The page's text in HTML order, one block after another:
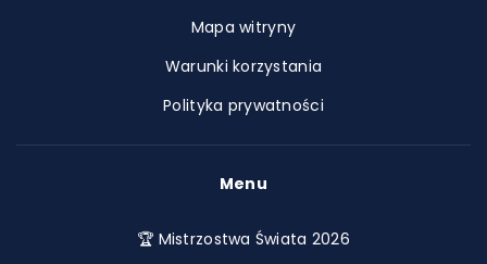
Mapa witryny
Warunki korzystania
Polityka prywatności
Menu
🏆 Mistrzostwa Świata 2026